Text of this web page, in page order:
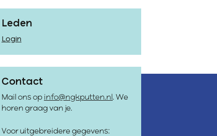
Leden
Login
Contact
Mail ons op info@ngkputten.nl . We
horen graag van je.
Voor uitgebreidere gegevens: